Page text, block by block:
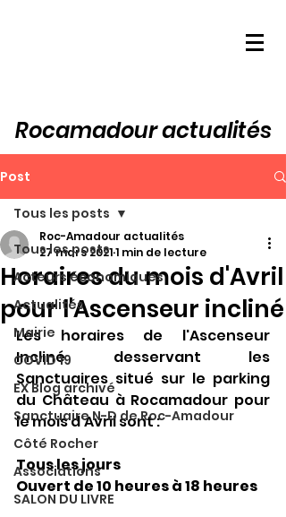
Rocamadour actualités
Post
Tous les posts
Acteurs économiques
Actualités
Mairie
COVID 19
EX Blog archivé
Sanctuaire N-D de Roc-Amadour
Côté Rocher
Associations
SALON DU LIVRE
Tous les posts
Horaires du mois d'Avril
pour l'Ascenseur incliné
Roc-Amadour actualités
27 mars 20211 min de lecture
Les horaires de l'Ascenseur
Incliné desservant les
Sanctuaires situé sur le parking
du Château à Rocamadour pour
le mois d'Avril sont :
Tous les jours
Ouvert de 10 heures à 18 heures